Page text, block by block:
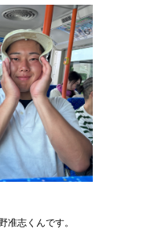
准志くんです。